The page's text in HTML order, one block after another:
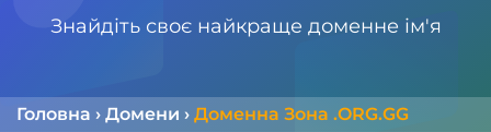
Знайдіть своє найкраще доменне ім'я
Головна › Домени › Доменна Зона .ORG.GG